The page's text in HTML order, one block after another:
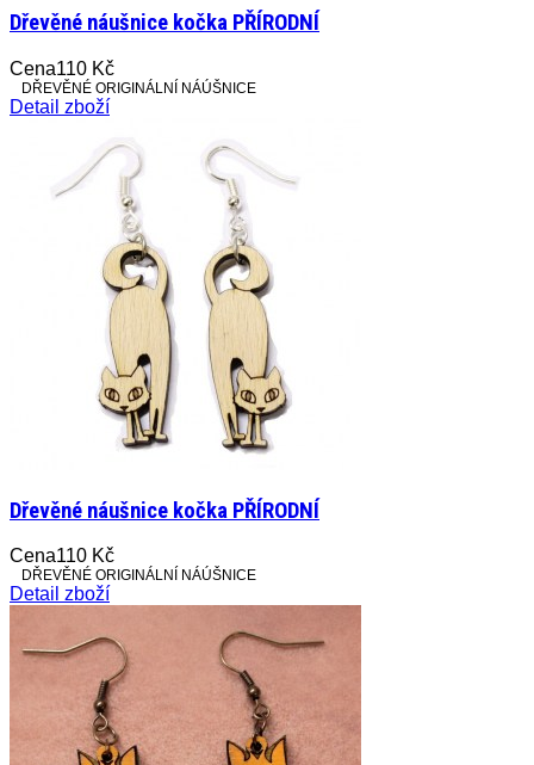
Dřevěné náušnice kočka PŘÍRODNÍ
Cena110 Kč
DŘEVĚNÉ ORIGINÁLNÍ NÁÚŠNICE
Detail zboží
Dřevěné náušnice kočka PŘÍRODNÍ
Cena110 Kč
DŘEVĚNÉ ORIGINÁLNÍ NÁÚŠNICE
Detail zboží